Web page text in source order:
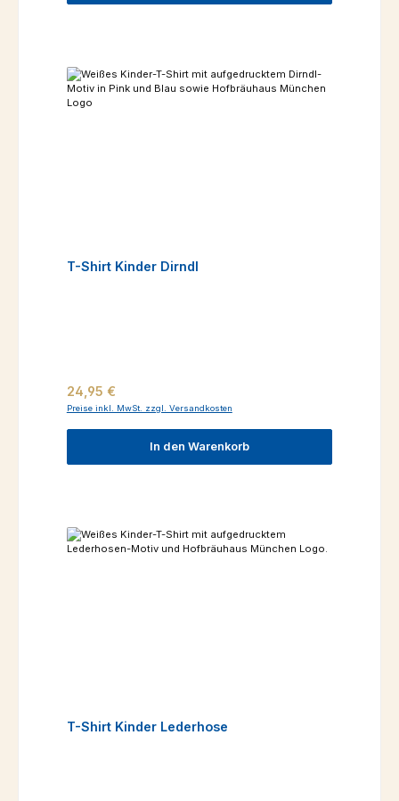
T-Shirt Kinder Dirndl
Regulärer Preis:
24,95 €
Preise inkl. MwSt. zzgl. Versandkosten
In den Warenkorb
T-Shirt Kinder Lederhose